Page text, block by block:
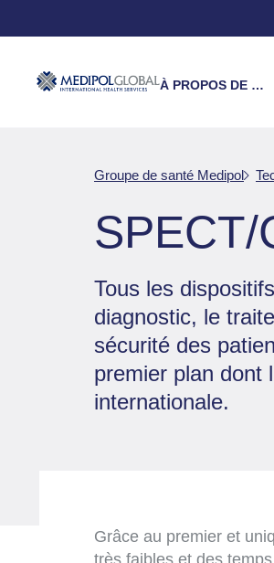
À PROPOS DE NOUS
Groupe de santé Medipol
SPECT/
Tous les
diagnostic, le
sécurité des
premier plan dont
internationale.
Grâce au premier et
très faibles et des